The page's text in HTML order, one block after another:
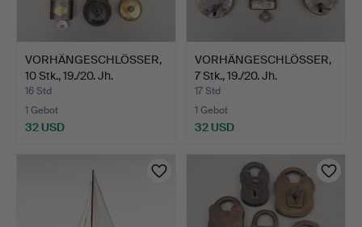
VORHÄNGESCHLÖSSER,
10 Stk., 19./20. Jh.
16 Std
1 Gebot
32 USD
VORHÄNGESCHLÖSSER,
7 Stk., 19./20. Jh.
17 Std
1 Gebot
32 USD